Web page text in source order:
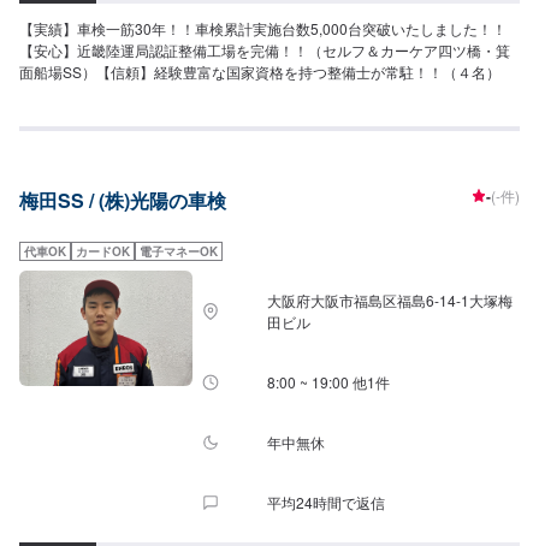
【実績】車検一筋30年！！車検累計実施台数5,000台突破いたしました！！
【安心】近畿陸運局認証整備工場を完備！！（セルフ＆カーケア四ツ橋・箕
面船場SS）【信頼】経験豊富な国家資格を持つ整備士が常駐！！（４名）
梅田SS / (株)光陽の車検 -(-件)
代車OK カードOK 電子マネーOK
大阪府大阪市福島区福島6-14-1大塚梅
田ビル
8:00 ~ 19:00 他1件
年中無休
平均24時間で返信